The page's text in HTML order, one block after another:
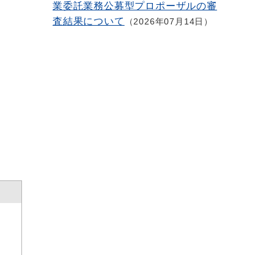
業委託業務公募型プロポーザルの審
査結果について
2026年07月14日